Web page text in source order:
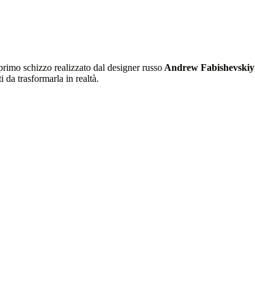
schizzo realizzato dal designer russoAndrew Fabishevskiy
da trasformarla in realtà.